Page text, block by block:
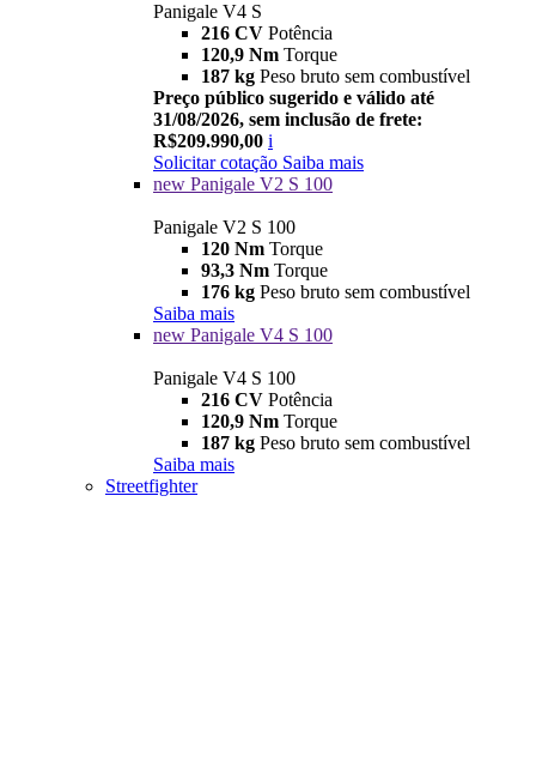
Panigale V4 S
216 CV Potência
120,9 Nm Torque
187 kg Peso bruto sem combustível
Preço público sugerido e válido até
31/08/2026, sem inclusão de frete:
R$209.990,00 i
Solicitar cotação Saiba mais
new Panigale V2 S 100
Panigale V2 S 100
120 Nm Torque
93,3 Nm Torque
176 kg Peso bruto sem combustível
Saiba mais
new Panigale V4 S 100
Panigale V4 S 100
216 CV Potência
120,9 Nm Torque
187 kg Peso bruto sem combustível
Saiba mais
Streetfighter